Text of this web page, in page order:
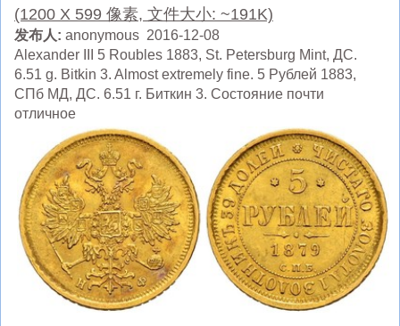
(1200 X 599 像素, 文件大小: ~191K)
发布人: anonymous 2016-12-08
Alexander III 5 Roubles 1883, St. Petersburg Mint, ДC.
6.51 g. Bitkin 3. Almost extremely fine. 5 Рублей 1883,
СПб МД, ДC. 6.51 г. Биткин 3. Состояние почти
отличное